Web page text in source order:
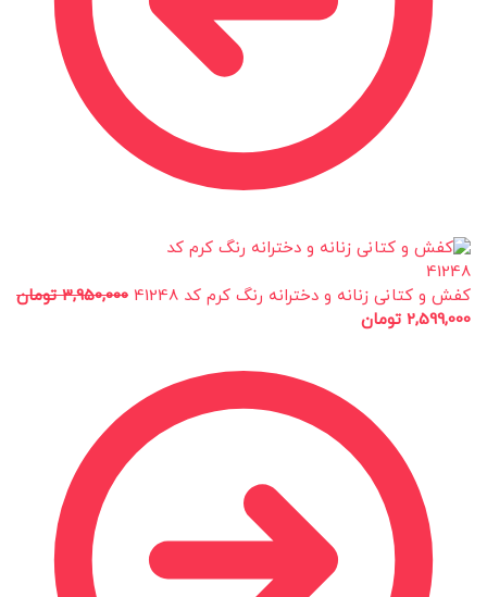
کفش و کتانی زنانه و دخترانه رنگ کرم کد 41248 3,950,000 تومان
2,599,000 تومان